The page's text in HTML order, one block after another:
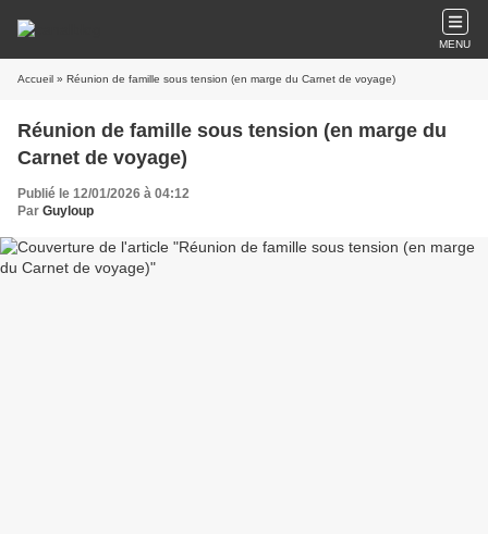
MENU
Accueil » Réunion de famille sous tension (en marge du Carnet de voyage)
Réunion de famille sous tension (en marge du
Carnet de voyage)
Publié le 12/01/2026 à 04:12
Par Guyloup